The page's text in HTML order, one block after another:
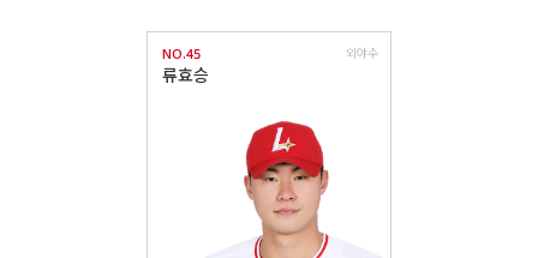
외야수
NO.45
류효승